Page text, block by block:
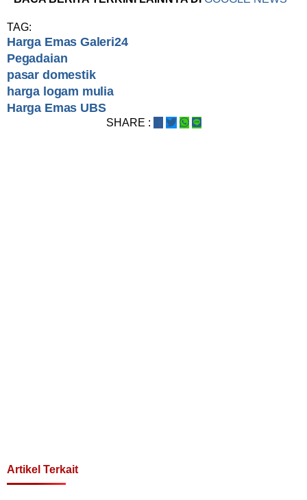
TAG:
Harga Emas Galeri24
Pegadaian
pasar domestik
harga logam mulia
Harga Emas UBS
SHARE :
Artikel Terkait